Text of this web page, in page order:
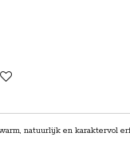
natuurlijk en karaktervol